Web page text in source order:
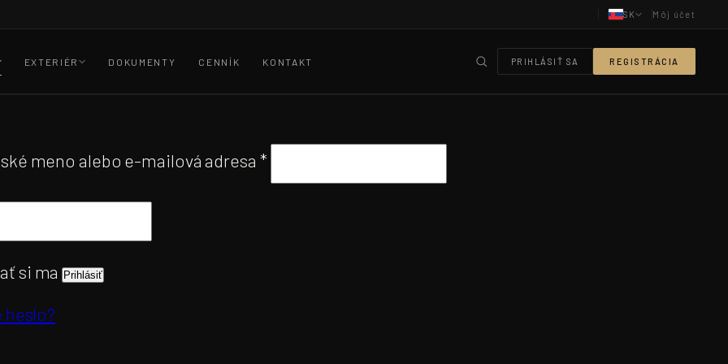
SK Môj účet
EXTERIÉR DOKUMENTY CENNÍK KONTAKT PRIHLÁSIŤ SA REGISTRÁCIA
meno alebo e-mailová adresa *Povinné
si ma Prihlásiť
heslo?